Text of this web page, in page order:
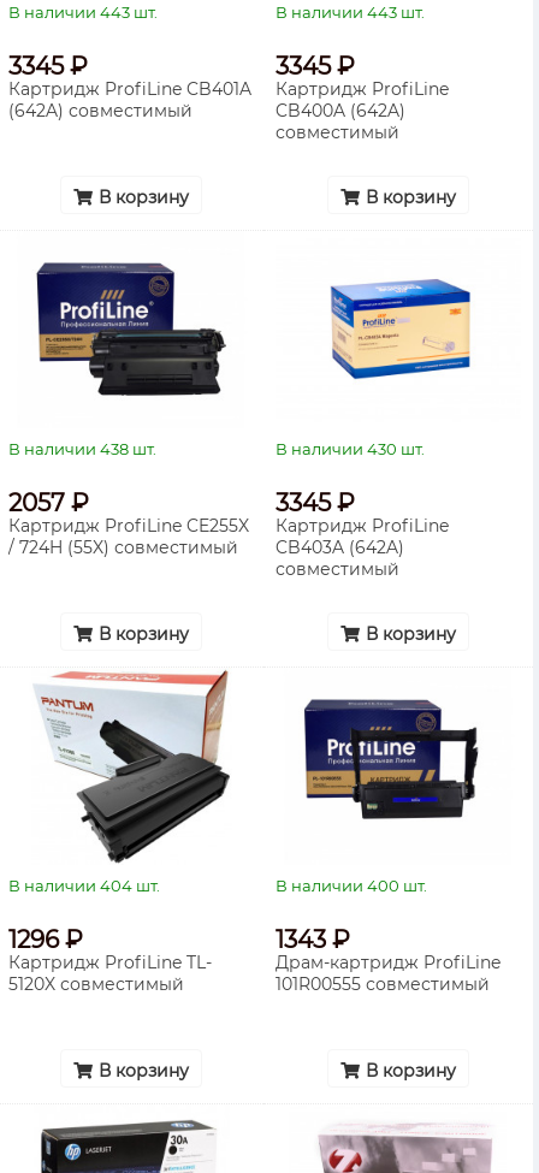
В наличии 443 шт.
3345 ₽
Картридж ProfiLine CB401A
(642A) совместимый
В корзину
В наличии 443 шт.
3345 ₽
Картридж ProfiLine
CB400A (642A)
совместимый
В корзину
В наличии 438 шт.
2057 ₽
Картридж ProfiLine CE255X
/ 724H (55X) совместимый
В корзину
В наличии 430 шт.
3345 ₽
Картридж ProfiLine
CB403A (642A)
совместимый
В корзину
В наличии 404 шт.
1296 ₽
Картридж ProfiLine TL-
5120X совместимый
В корзину
В наличии 400 шт.
1343 ₽
Драм-картридж ProfiLine
101R00555 совместимый
В корзину